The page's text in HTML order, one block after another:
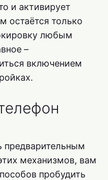
и активирует
остаётся только
любым
–
включением
предварительным
механизмов, вам
пробудить